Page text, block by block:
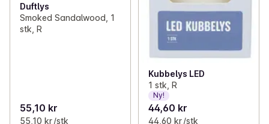
Duftlys
Smoked Sandalwood, 1
stk, R
55,10 kr
55,10 kr /stk
Kubbelys LED
1 stk, R
Ny!
44,60 kr
44,60 kr /stk